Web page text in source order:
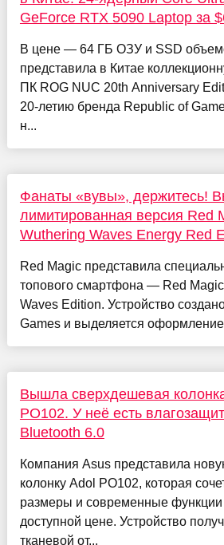
GeForce RTX 5090 Laptop за
В цене — 64 ГБ ОЗУ и SSD
представила в Китае
ПК ROG NUC 20th Anniversary
20-летию бренда Republic of
н...
Фанаты «вувы», держитесь!
лимитированная версия Red
Wuthering Waves Energy Red
Red Magic представила
топового смартфона — Red
Waves Edition. Устройство
Games и выделяется
Вышла сверхдешевая
PO102. У неё есть
Bluetooth 6.0
Компания Asus представила
колонку Adol PO102, которая
размеры и современные функции
доступной цене. Устройство
тканевой от...